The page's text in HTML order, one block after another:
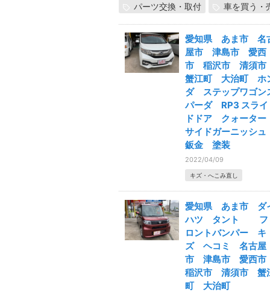
パーツ交換・取付 車を買う・
愛知県 あま市 名
屋市 津島市 愛西
市 稲沢市 清須
蟹江町 大治町 ホ
ダ ステップワゴン
パーダ RP3 スライ
ドドア クォータ
サイドガーニッシ
鈑金 塗装
2022/04/09
キズ・へこみ直し
愛知県 あま市 ダ
ハツ タント フ
ロントバンパー キ
ズ ヘコミ 名古屋
市 津島市 愛西
稲沢市 清須市 蟹
町 大治町